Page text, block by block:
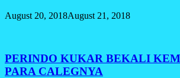
August 20, 2018August 21, 2018
PERINDO KUKAR BEKALI
PARA CALEGNYA